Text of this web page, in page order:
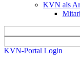
KVN als
KVN-Portal Login